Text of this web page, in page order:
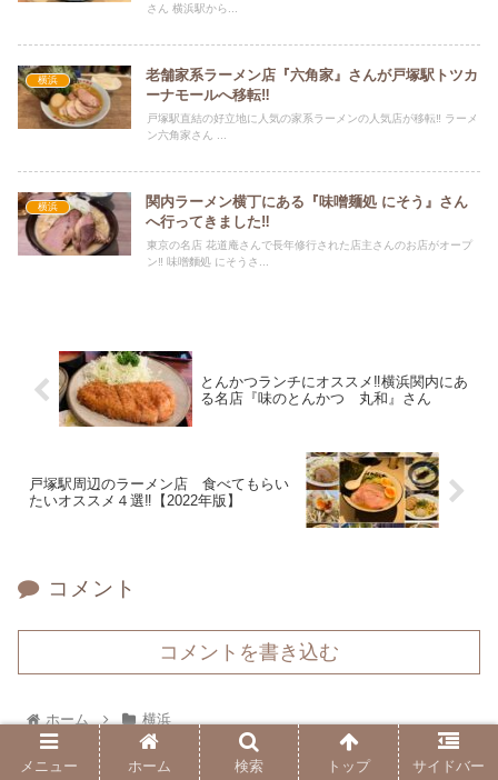
さん 横浜駅から...
横浜
老舗家系ラーメン店『六角家』さんが戸塚駅トツカ
ーナモールへ移転‼
戸塚駅直結の好立地に人気の家系ラーメンの人気店が移転‼ ラーメ
ン六角家さん ...
横浜
関内ラーメン横丁にある『味噌麺処 にそう』さん
へ行ってきました‼
東京の名店 花道庵さんで長年修行された店主さんのお店がオープ
ン‼ 味噌麵処 にそうさ...
とんかつランチにオススメ‼横浜関内にあ
る名店『味のとんかつ 丸和』さん
戸塚駅周辺のラーメン店 食べてもらい
たいオススメ４選‼【2022年版】
コメント
コメントを書き込む
ホーム 横浜
メニュー ホーム 検索 トップ サイドバー